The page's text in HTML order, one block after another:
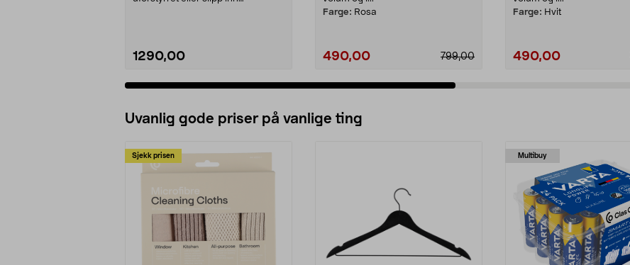
1290,00
Farge: Rosa
490,00 799,00
Farge: Hvit
490,00
Uvanlig gode priser på vanlige ting
Sjekk prisen Multibuy